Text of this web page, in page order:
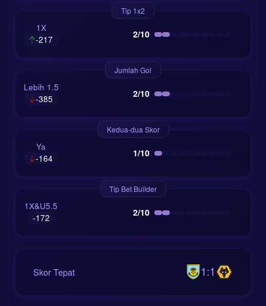
Tip 1x2
1X
-217
2/10
Jumlah Gol
Lebih 1.5
-385
2/10
Kedua-dua Skor
Ya
-164
1/10
Tip Bet Builder
1X&U5.5
-172
2/10
Skor Tepat 1:1